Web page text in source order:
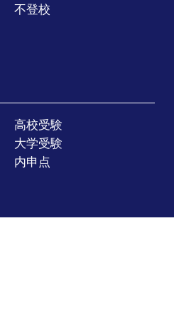
不登校
高校受験
大学受験
内申点